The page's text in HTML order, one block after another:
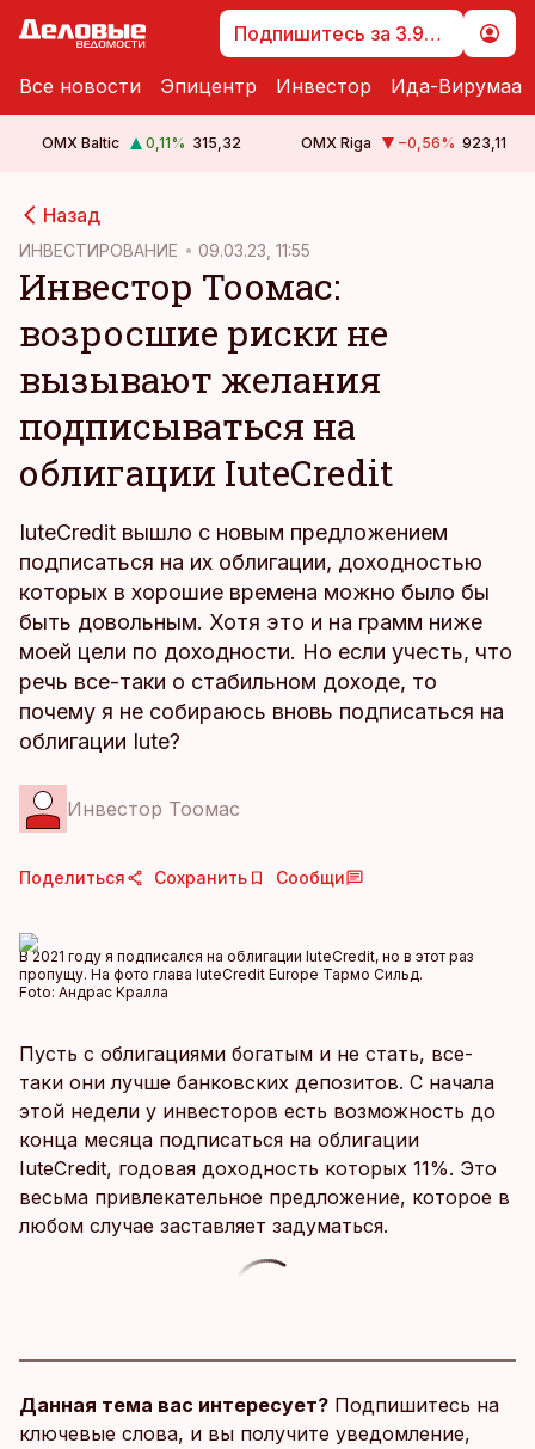
Подпишитесь за 3.99 €
Все новости Эпицентр Инвестор Ида-Вирумаа
OMX Baltic 0,11% 315,32 OMX Riga −0,56% 923,11
Назад
ИНВЕСТИРОВАНИЕ 09.03.23, 11:55
Инвестор Тоомас:
возросшие риски не
вызывают желания
подписываться на
облигации IuteCredit
IuteCredit вышло с новым предложением
подписаться на их облигации, доходностью
которых в хорошие времена можно было бы
быть довольным. Хотя это и на грамм ниже
моей цели по доходности. Но если учесть, что
речь все-таки о стабильном доходе, то
почему я не собираюсь вновь подписаться на
облигации Iute?
Инвестор Тоомас
Поделиться Сохранить Сообщи
В 2021 году я подписался на облигации IuteCredit, но в этот раз
пропущу. На фото глава IuteCredit Europe Тармо Сильд.
Foto: Андрас Кралла
Пусть с облигациями богатым и не стать, все-
таки они лучше банковских депозитов. С начала
этой недели у инвесторов есть возможность до
конца месяца подписаться на облигации
IuteCredit, годовая доходность которых 11%. Это
весьма привлекательное предложение, которое в
любом случае заставляет задуматься.
Данная тема вас интересует? Подпишитесь на
ключевые слова, и вы получите уведомление,